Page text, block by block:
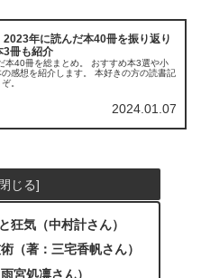
2023年に読んだ本40冊を振り返り
3冊も紹介
本40冊を総まとめ。 おすすめ本3選や小
感想を紹介します。 本好きの方の読書記
。
2024.01.07
気（中村計さん）
（著：三宅香帆さん）
宮処凛さん）